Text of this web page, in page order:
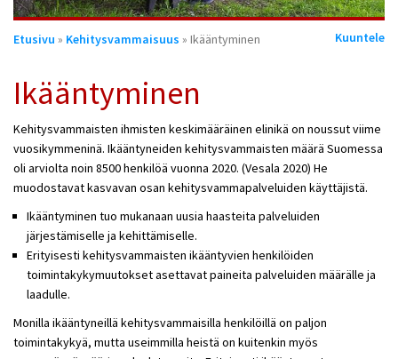
Olet
Etusivu » Kehitysvammaisuus » Ikääntyminen Kuuntele
Ikääntyminen
Kehitysvammaisten ihmisten keskimääräinen elinikä on noussut viime
vuosikymmeninä. Ikääntyneiden kehitysvammaisten määrä Suomessa
oli arviolta noin 8500 henkilöä vuonna 2020. (Vesala 2020) He
muodostavat kasvavan osan kehitysvammapalveluiden käyttäjistä.
Ikääntyminen tuo mukanaan uusia haasteita palveluiden
järjestämiselle ja kehittämiselle.
Erityisesti kehitysvammaisten ikääntyvien henkilöiden
toimintakykymuutokset asettavat paineita palveluiden määrälle ja
laadulle.
Monilla ikääntyneillä kehitysvammaisilla henkilöillä on paljon
toimintakykyä, mutta useimmilla heistä on kuitenkin myös